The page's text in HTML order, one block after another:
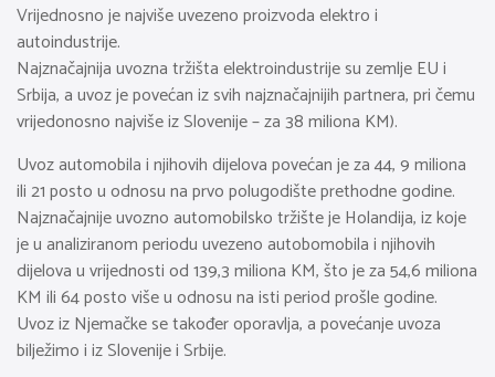
Vrijednosno je najviše uvezeno proizvoda elektro i
autoindustrije.
Najznačajnija uvozna tržišta elektroindustrije su zemlje EU i
Srbija, a uvoz je povećan iz svih najznačajnijih partnera, pri čemu
vrijedonosno najviše iz Slovenije – za 38 miliona KM).
Uvoz automobila i njihovih dijelova povećan je za 44, 9 miliona
ili 21 posto u odnosu na prvo polugodište prethodne godine.
Najznačajnije uvozno automobilsko tržište je Holandija, iz koje
je u analiziranom periodu uvezeno autobomobila i njihovih
dijelova u vrijednosti od 139,3 miliona KM, što je za 54,6 miliona
KM ili 64 posto više u odnosu na isti period prošle godine.
Uvoz iz Njemačke se također oporavlja, a povećanje uvoza
bilježimo i iz Slovenije i Srbije.